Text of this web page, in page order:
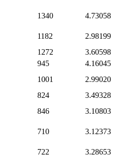
1340 4.73058
1182
2.98199
1272
3.60598
945
4.16045
1001
2.99020
824
3.49328
846 3.10803
710 3.12373
722 3.28653